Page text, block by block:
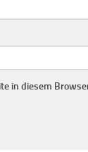
in diesem